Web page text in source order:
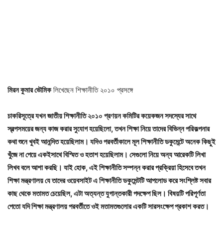
মিরন কুমার ভৌমিকলিখেছেন শিক্ষানীতি ২০১০ প্রসঙ্গে
চাকরিসূত্রে যখন জাতীয় শিক্ষানীতি ২০১০ প্রণয়ন কমিটির কয়েকজন সদস্যের সাথে
স্বল্পসময়ের জন্য কাজ করার সুযোগ হয়েছিলো, তখন শিক্ষা নিয়ে তাদের বিভিন্ন পরিকল্পনার
কথা শুনে খুবই আনন্দিত হয়েছিলাম। যদিও পরবর্তীকালে মূল শিক্ষানীতি ডকুমেন্টে অনেক কিছুই
খুঁজে না পেয়ে একইসাথে বিস্মিত ও হতাশ হয়েছিলাম। সেগুলো নিয়ে অন্য আরেকটি লিখা
লিখব বলে আশা করছি। যাই হোক, এই শিক্ষানীতি সম্পন্ন করার প্রক্রিয়া হিসেবে তখন
শিক্ষা মন্ত্রণালয় যে তাদের ওয়েবসাইট এ শিক্ষানীতি ডকুমেন্টটি আপলোড করে সংশ্লিষ্ট সবার
কাছ থেকে মতামত চেয়েছিল, এটা অত্যন্ত যুগান্তকারী পদক্ষেপ ছিল। বিষয়টি পরিপূর্ণতা
পেতো যদি শিক্ষা মন্ত্রণালয় পরবর্তীতে ওই মতামতগুলোর একটি সারসংক্ষেপ প্রকাশ করত।